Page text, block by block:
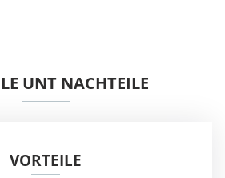
UNT NACHTEILE
VORTEILE